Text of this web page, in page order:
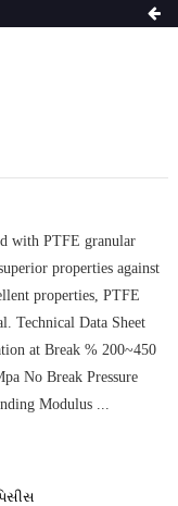
with PTFE granular
properties against
properties, PTFE
Technical Data Sheet
at Break % 200~450
No Break Pressure
Modulus ...